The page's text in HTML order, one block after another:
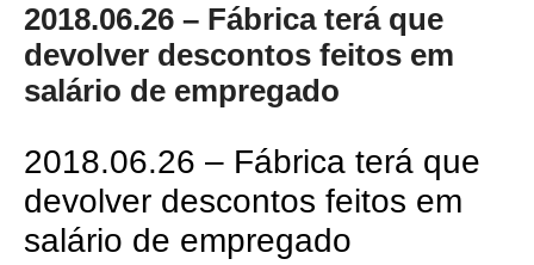
2018.06.26 – Fábrica terá que
devolver descontos feitos em
salário de empregado
2018.06.26 – Fábrica terá que
devolver descontos feitos em
salário de empregado